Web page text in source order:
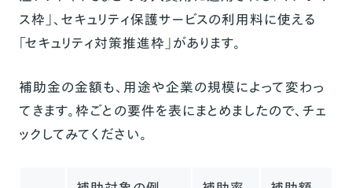
ス枠」、セキュリティ保護サービスの利用料に使える
「セキュリティ対策推進枠」があります。
補助金の金額も、用途や企業の規模によって変わっ
てきます。枠ごとの要件を表にまとめましたので、チェ
ックしてみてください。